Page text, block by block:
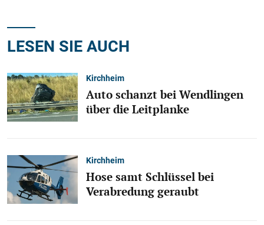
LESEN SIE AUCH
Kirchheim
Auto schanzt bei Wendlingen
über die Leitplanke
Kirchheim
Hose samt Schlüssel bei
Verabredung geraubt